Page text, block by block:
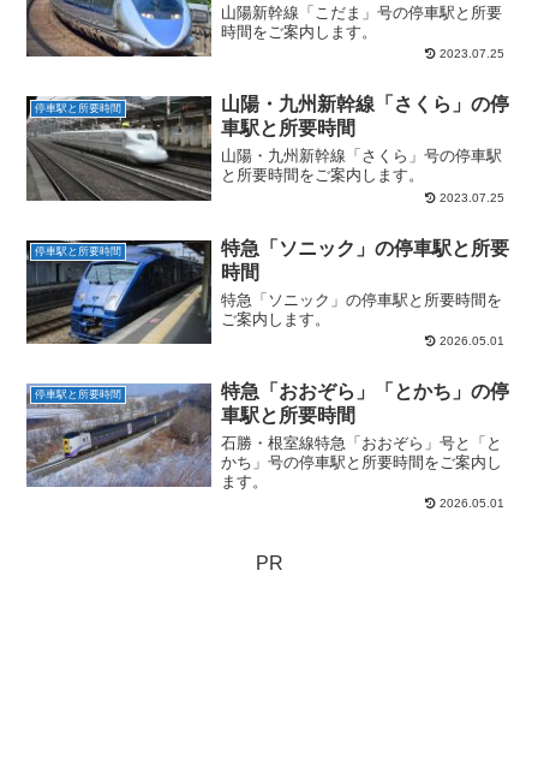
山陽新幹線「こだま」号の停車駅と所要
時間をご案内します。
2023.07.25
停車駅と所要時間
山陽・九州新幹線「さくら」の停
車駅と所要時間
山陽・九州新幹線「さくら」号の停車駅
と所要時間をご案内します。
2023.07.25
停車駅と所要時間
特急「ソニック」の停車駅と所要
時間
特急「ソニック」の停車駅と所要時間を
ご案内します。
2026.05.01
停車駅と所要時間
特急「おおぞら」「とかち」の停
車駅と所要時間
石勝・根室線特急「おおぞら」号と「と
かち」号の停車駅と所要時間をご案内し
ます。
2026.05.01
PR